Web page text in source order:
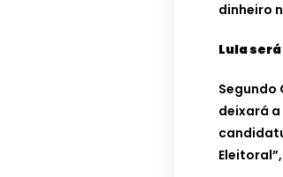
dinheiro
Lula
Segundo
deixará